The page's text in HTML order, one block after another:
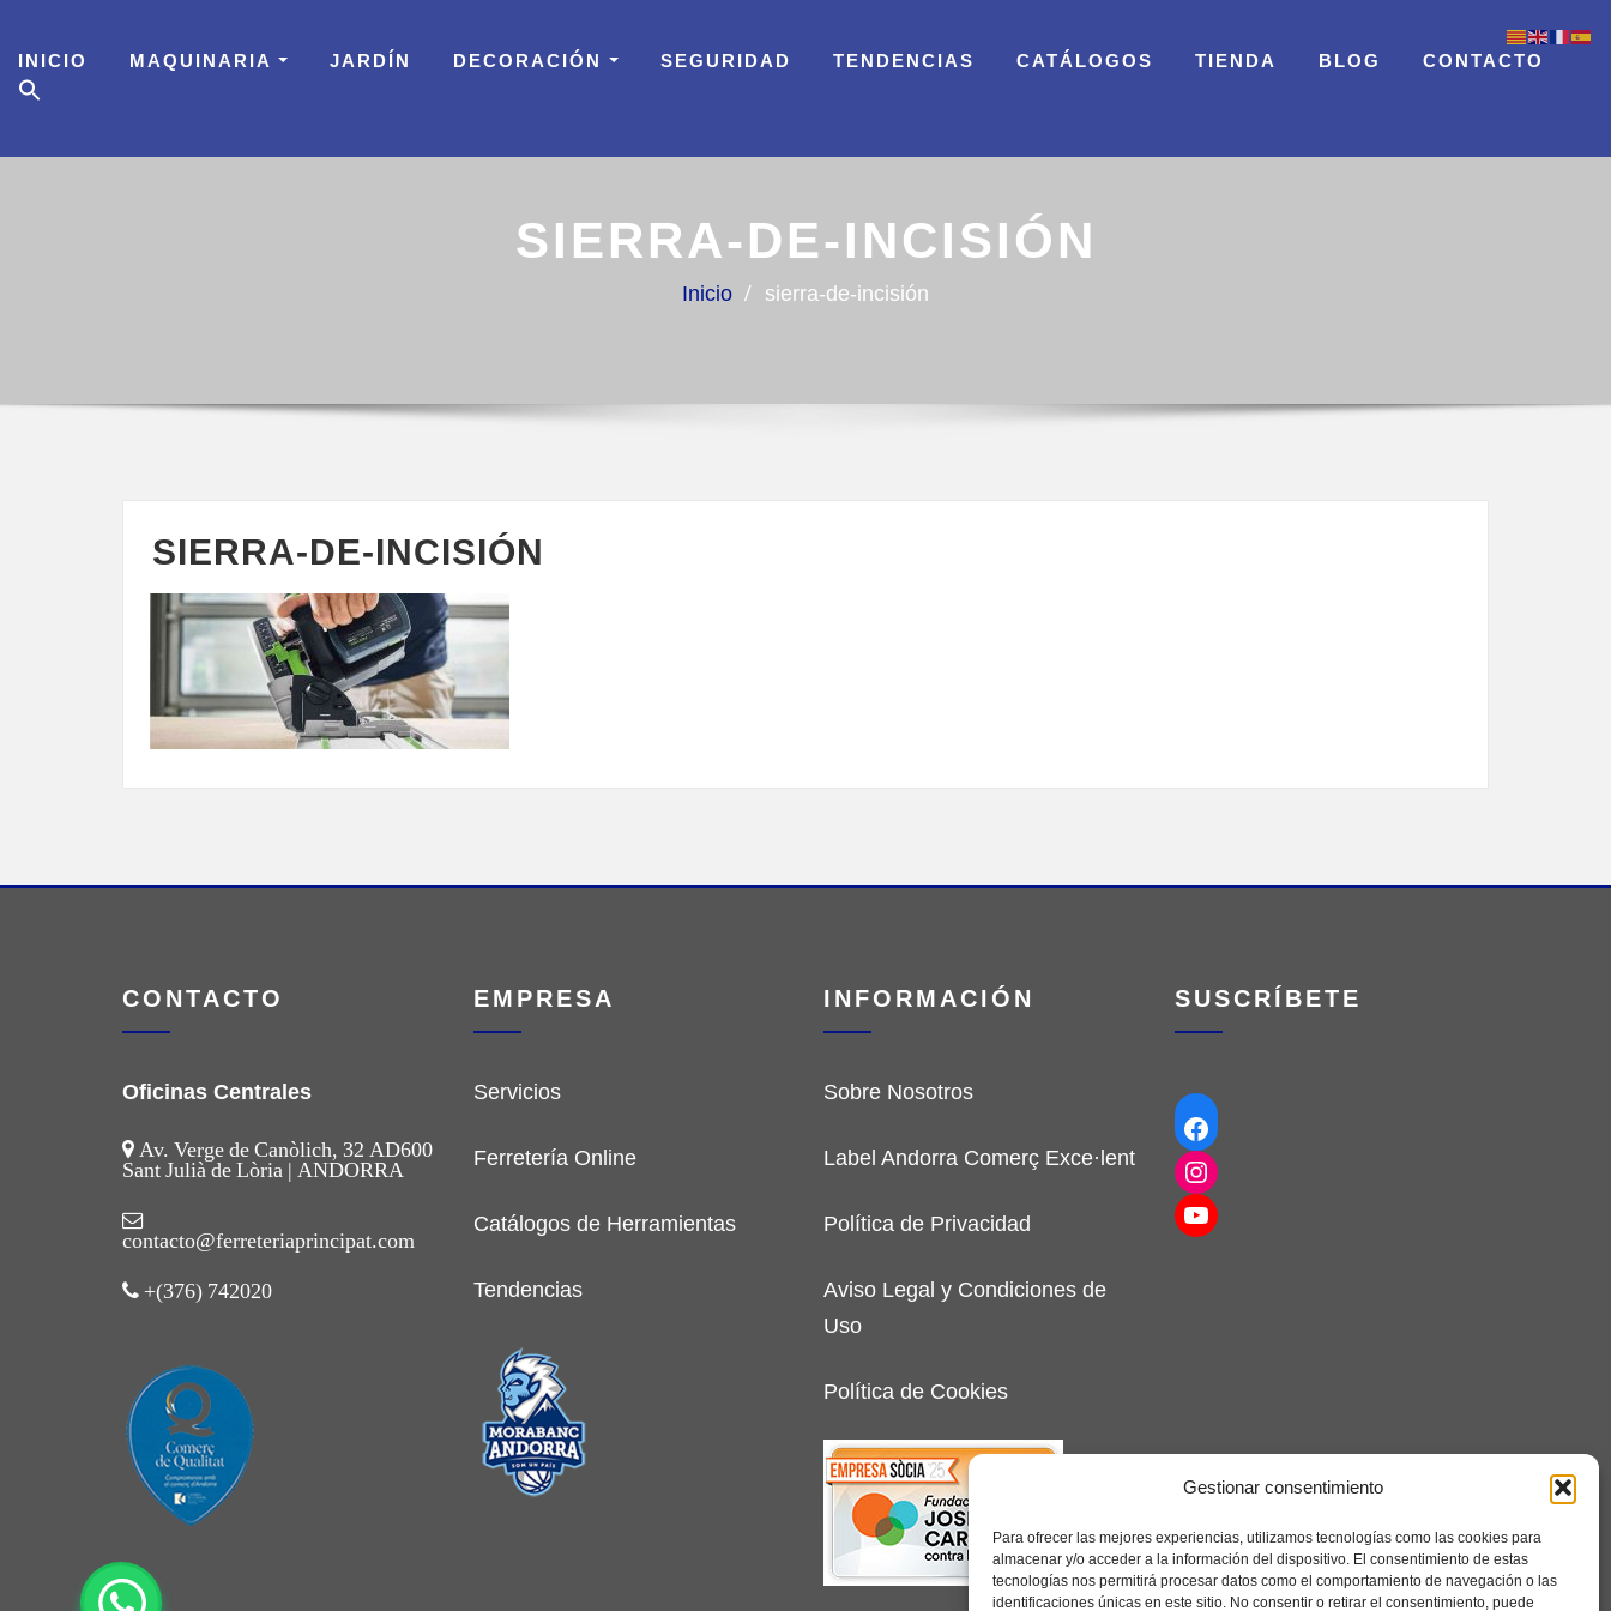
Gestionar consentimiento
Para ofrecer las mejores experiencias, utilizamos tecnologías como las cookies para
almacenar y/o acceder a la información del dispositivo. El consentimiento de estas
tecnologías nos permitirá procesar datos como el comportamiento de navegación o las
identificaciones únicas en este sitio. No consentir o retirar el consentimiento, puede
content
INICIO MAQUINARIA JARDÍN DECORACIÓN SEGURIDAD TENDENCIAS CATÁLOGOS TIENDA BLOG CONTACTO
SIERRA-DE-INCISIÓN
Inicio sierra-de-incisión
SIERRA-DE-INCISIÓN
CONTACTO
Oficinas Centrales
Av. Verge de Canòlich, 32 AD600
Sant Julià de Lòria | ANDORRA
contacto@ferreteriaprincipat.com
+(376) 742020
EMPRESA
Servicios
Ferretería Online
Catálogos de Herramientas
Tendencias
INFORMACIÓN
Sobre Nosotros
Label Andorra Comerç Exce·lent
Política de Privacidad
Aviso Legal y Condiciones de
Uso
Política de Cookies
SUSCRÍBETE
Facebook
Instagram
YouTube